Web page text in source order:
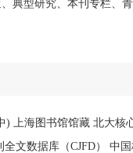
典型研究、本刊专栏、
) 上海图书馆馆藏 北大
文数据库（CJFD） 中